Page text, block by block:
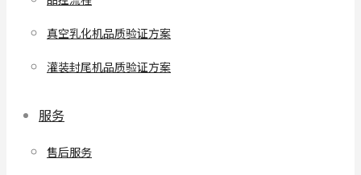
真空乳化机品质验证方案
灌装封尾机品质验证方案
服务
售后服务